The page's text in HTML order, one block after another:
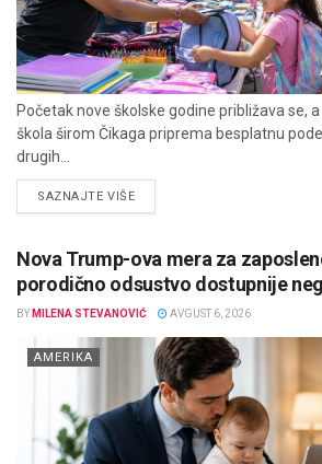
Početak nove školske godine približava se,
škola širom Čikaga priprema besplatnu
drugih...
SAZNAJTE VIŠEDETAILS
Nova Trump-ova mera za
porodično odsustvo dostupnije
BY MILENA STEVANOVIĆ AVGUST 6, 2026
AMERIKA